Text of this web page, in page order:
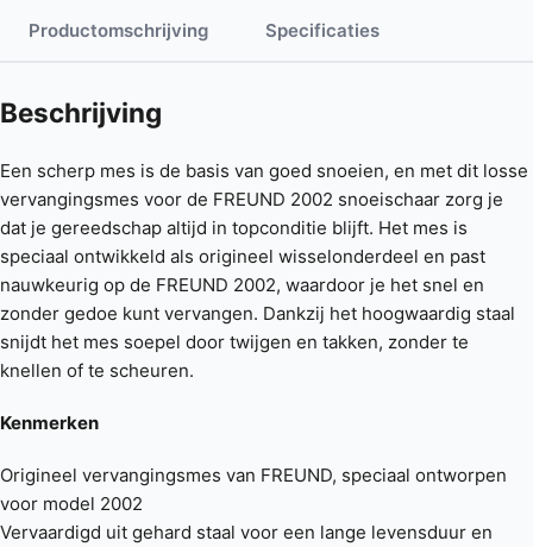
Productomschrijving Specificaties
Beschrijving
Een scherp mes is de basis van goed snoeien, en met dit losse
vervangingsmes voor de FREUND 2002 snoeischaar zorg je
dat je gereedschap altijd in topconditie blijft. Het mes is
speciaal ontwikkeld als origineel wisselonderdeel en past
nauwkeurig op de FREUND 2002, waardoor je het snel en
zonder gedoe kunt vervangen. Dankzij het hoogwaardig staal
snijdt het mes soepel door twijgen en takken, zonder te
knellen of te scheuren.
Kenmerken
Origineel vervangingsmes van FREUND, speciaal ontworpen
voor model 2002
Vervaardigd uit gehard staal voor een lange levensduur en